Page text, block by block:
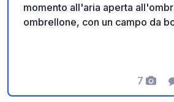
momento all'aria aperta
ombrellone, con un campo da
Ricordarsi di registrare il codice
7
Foto